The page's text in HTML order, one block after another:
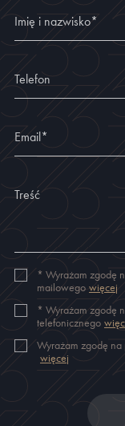
Imię i nazwisko*
Telefon
Email*
Treść
* Wyrażam zgodę
mailowego więcej
* Wyrażam zgodę
telefonicznego
Wyrażam zgodę
więcej